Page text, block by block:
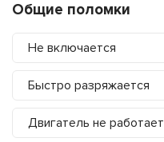
Общие поломки
Не включается
Быстро разряжается
Двигатель не работает